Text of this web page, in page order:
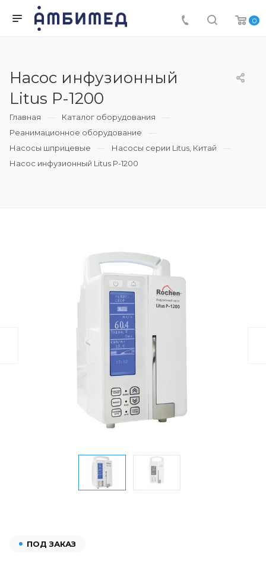
0
Насос инфузионный
Litus P-1200
Главная
Каталог оборудования
Реанимационное оборудование
Насосы шприцевые
Насосы серии Litus, Китай
Насос инфузионный Litus P-1200
ПОД ЗАКАЗ